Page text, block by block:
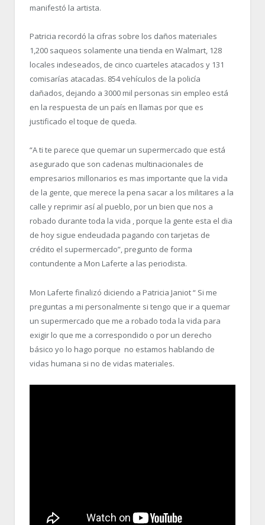
manifestó la artista.
Patricia recordó la cifras sobre los daños materiales
1,200 saqueos solamente una tienda en Walmart, 128
locales indeseados, de cinco cuarteles atacados y 131
comisarías atacadas. 854 vehículos de la policía
dañados, dejando a 3000 mil personas sin empleo está
en la respuesta de un país en llamas por que es
justificado el toque de queda.
“A ti te parece que quemar un supermercado que está
asegurado que son cadenas multinacionales de
empresarios millonarios es mas importante que la vida
de la gente, que merece la pena sacar a los militares a la
calle y reprimir así al pueblo, por un bien que nos a
robado durante toda la vida , porque la gente esta el dia
de hoy sigue endeudada pagando con tarjetas de
crédito el supermercado”, pregunto de forma
contundente a Mon Laferte a las periodista.
Mon Laferte finalizó diciendo a Patricia Janiot “ Si me
preguntas a mi personalmente si tengo que ir a quemar
un supermercado que me a robado toda la vida para
exigir lo que me a correspondido o por un derecho
básico yo lo hago porque no estamos hablando de
vidas humana si no de vidas materiales.